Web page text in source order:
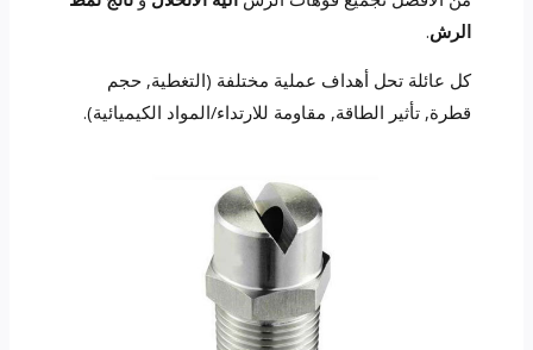
الرش.
كل عائلة تحل أهداف عملية مختلفة (التغطية, حجم
قطرة, تأثير الطاقة, مقاومة للارتداء/المواد الكيميائية).